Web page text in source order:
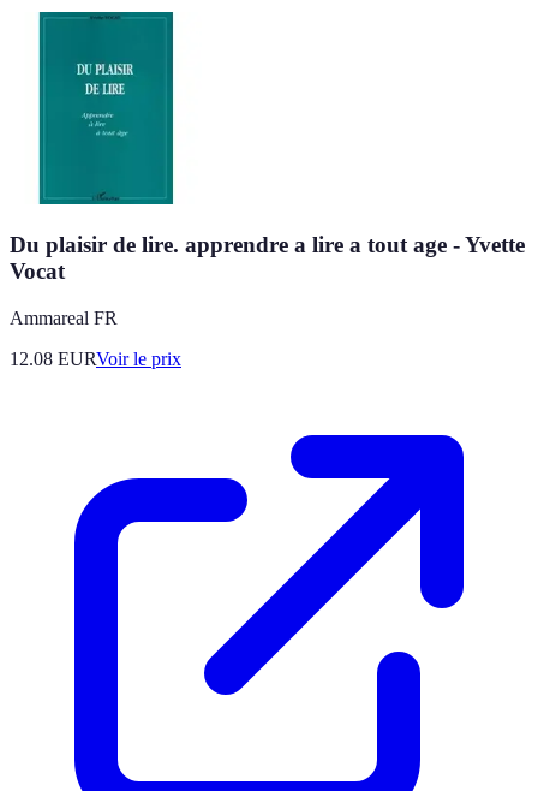
Du plaisir de lire. apprendre a lire a tout age - Yvette
Vocat
Ammareal FR
12.08 EURVoir le prix